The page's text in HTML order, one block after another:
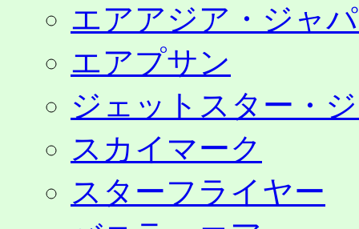
エアアジア・ジャ
エアプサン
ジェットスター・
スカイマーク
スターフライヤー